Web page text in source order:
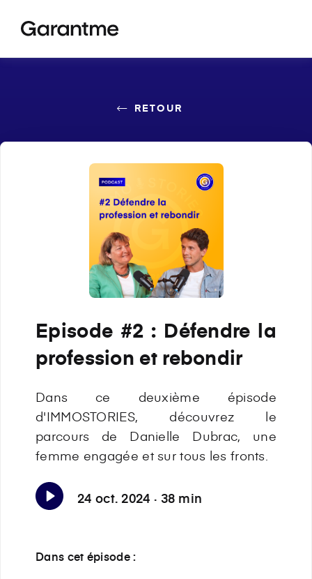
RETOUR
Episode #2 : Défendre la
profession et rebondir
Dans ce deuxième épisode
d'IMMOSTORIES, découvrez le
parcours de Danielle Dubrac, une
femme engagée et sur tous les fronts.
24 oct. 2024 · 38 min
Dans cet épisode :